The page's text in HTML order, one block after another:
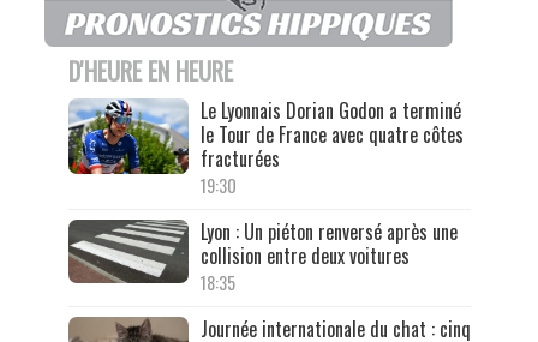
D'HEURE EN HEURE
Le Lyonnais Dorian Godon a terminé
le Tour de France avec quatre côtes
fracturées
19:30
Lyon : Un piéton renversé après une
collision entre deux voitures
18:35
Journée internationale du chat : cinq